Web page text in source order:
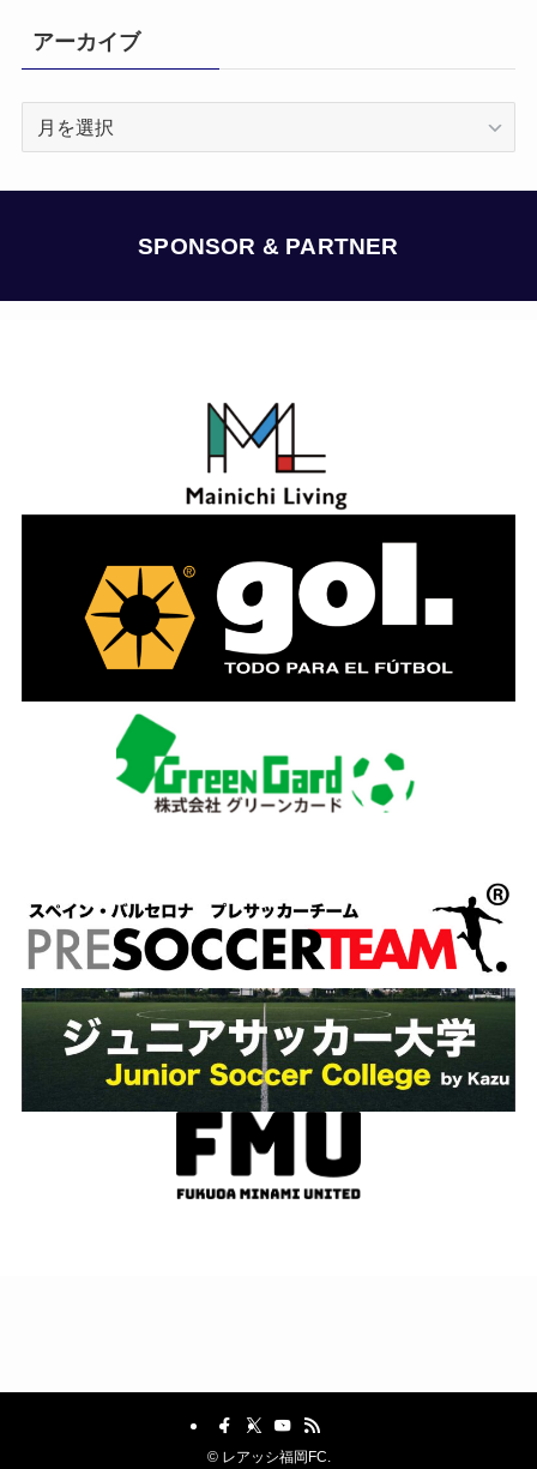
アーカイブ
SPONSOR & PARTNER
©レアッシ福岡FC.